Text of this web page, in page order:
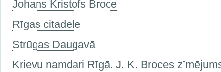
Johans Kristofs Broce
Rīgas citadele
Strūgas Daugavā
Krievu namdari Rīgā. J. K. Broces